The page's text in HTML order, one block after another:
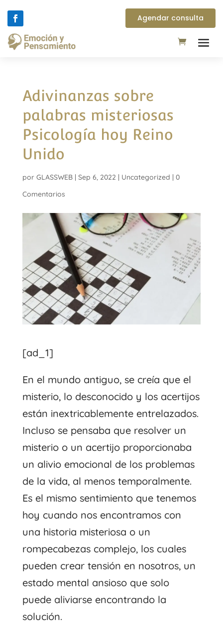
Agendar consulta
Adivinanzas sobre
palabras misteriosas
Psicología hoy Reino
Unido
por GLASSWEB| Sep 6, 2022 | Uncategorized | 0
Comentarios
[ad_1]
En el mundo antiguo, se creía que el
misterio, lo desconocido y los acertijos
están inextricablemente entrelazados.
Incluso se pensaba que resolver un
misterio o un acertijo proporcionaba
un alivio emocional de los problemas
de la vida, al menos temporalmente.
Es el mismo sentimiento que tenemos
hoy cuando nos encontramos con
una historia misteriosa o un
rompecabezas complejo, los cuales
pueden crear tensión en nosotros, un
estado mental ansioso que solo
puede aliviarse encontrando la
solución.